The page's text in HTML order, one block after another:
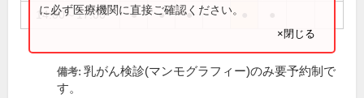
14:00～17:00 ● ● ●
に必ず医療機関に直接ご確認ください。
×閉じる
備考: 乳がん検診(マンモグラフィー)のみ要予約制で
す。